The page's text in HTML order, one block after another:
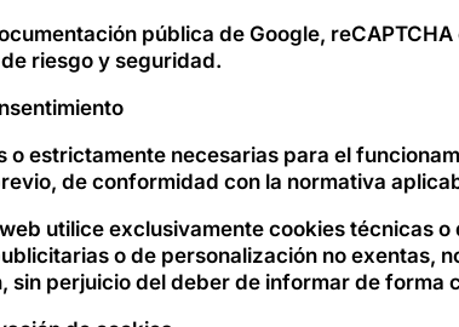
pública de Google,
riesgo y seguridad.
o estrictamente necesarias para el
de conformidad con la normativa
utilice exclusivamente cookies técnicas
o de personalización no exentas,
sin perjuicio del deber de informar de forma